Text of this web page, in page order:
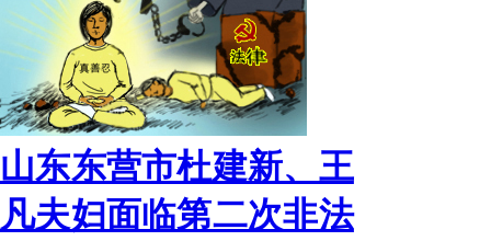
山东东营市杜建新、王
凡夫妇面临第二次非法